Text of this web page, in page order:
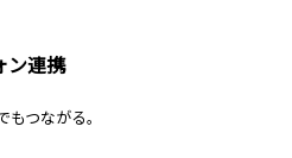
ン連携
つながる。